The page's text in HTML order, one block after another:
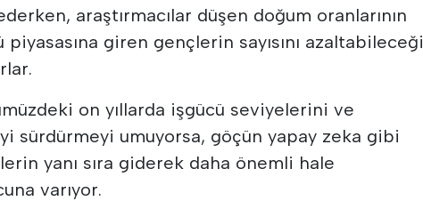
araştırmacılar düşen doğum oranlarının
giren gençlerin sayısını azaltabileceği
on yıllarda işgücü seviyelerini ve
sürdürmeyi umuyorsa, göçün yapay zeka gibi
yanı sıra giderek daha önemli hale
varıyor.